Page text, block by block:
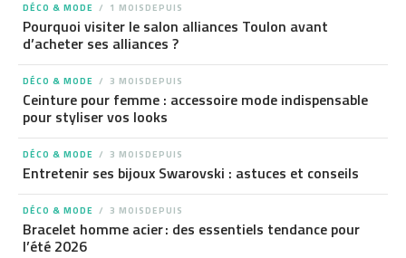
DÉCO & MODE 1 MOISDEPUIS
Pourquoi visiter le salon alliances Toulon avant
d’acheter ses alliances ?
DÉCO & MODE 3 MOISDEPUIS
Ceinture pour femme : accessoire mode indispensable
pour styliser vos looks
DÉCO & MODE 3 MOISDEPUIS
Entretenir ses bijoux Swarovski : astuces et conseils
DÉCO & MODE 3 MOISDEPUIS
Bracelet homme acier : des essentiels tendance pour
l’été 2026